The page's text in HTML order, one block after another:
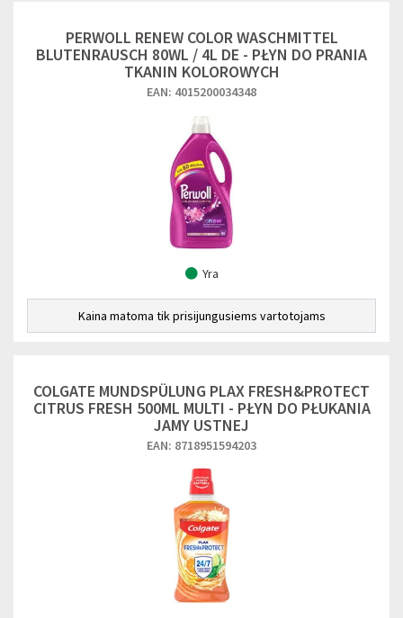
PERWOLL RENEW COLOR WASCHMITTEL
BLUTENRAUSCH 80WL / 4L DE - PŁYN DO PRANIA
TKANIN KOLOROWYCH
EAN: 4015200034348
Yra
Kaina matoma tik prisijungusiems vartotojams
COLGATE MUNDSPÜLUNG PLAX FRESH&PROTECT
CITRUS FRESH 500ML MULTI - PŁYN DO PŁUKANIA
JAMY USTNEJ
EAN: 8718951594203